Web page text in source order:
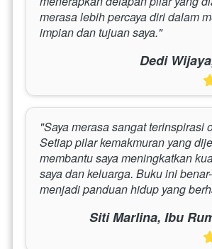
merasa lebih percaya diri dalam
impian dan tujuan saya."
Dedi
"Saya merasa sangat terinspirasi
Setiap pilar kemakmuran yang
membantu saya meningkatkan
saya dan keluarga. Buku ini
menjadi panduan hidup yang
Siti Marlina, Ibu